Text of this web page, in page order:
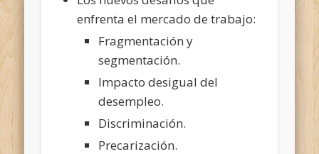
enfrenta el mercado de trabajo:
Fragmentación y
segmentación.
Impacto desigual del
desempleo.
Discriminación.
Precarización.